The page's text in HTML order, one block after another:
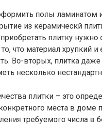
полы ламинатом
из керамическй
приобретать плитку
то, что материал
Во-вторых, плитка даже
несколько
плитки – это
места в доме
требуемого числа